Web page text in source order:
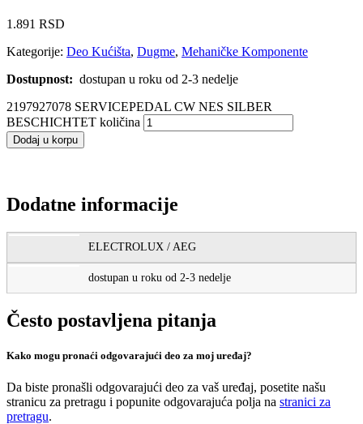
1.891 RSD
Kategorije: Deo Kućišta, Dugme, Mehaničke Komponente
Dostupnost: dostupan u roku od 2-3 nedelje
2197927078 SERVICEPEDAL CW NES SILBER
BESCHICHTET količina
Dodaj u korpu
Dodatne informacije
ELECTROLUX / AEG
dostupan u roku od 2-3 nedelje
Često postavljena pitanja
Kako mogu pronaći odgovarajući deo za moj uređaj?
Da biste pronašli odgovarajući deo za vaš uređaj, posetite našu
stranicu za pretragu i popunite odgovarajuća polja na stranici za
pretragu.